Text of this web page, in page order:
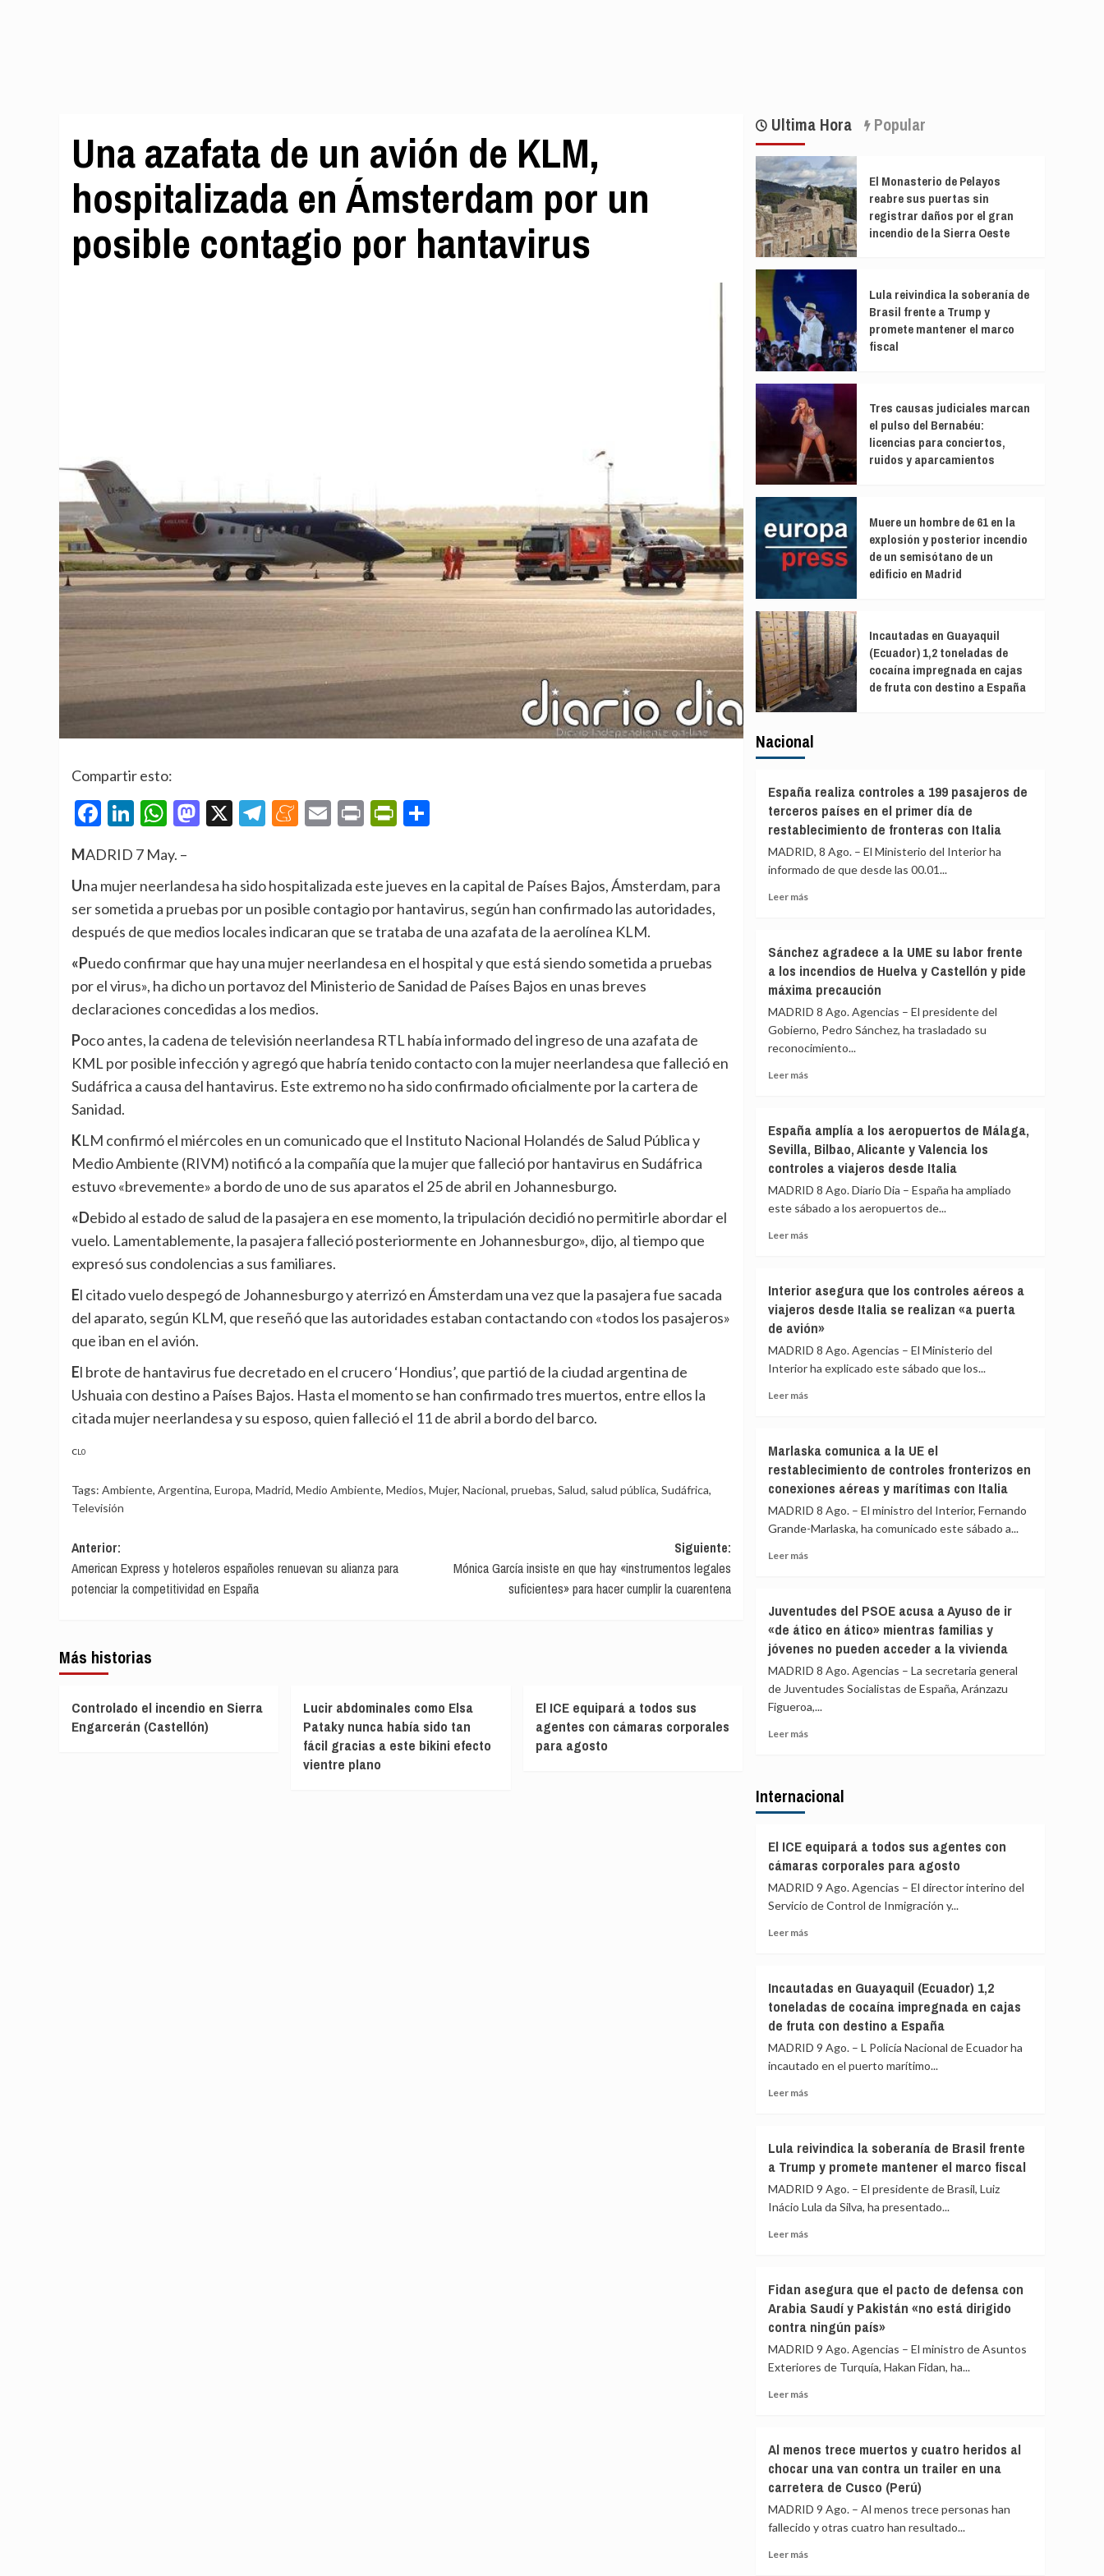
Una azafata de un avión de KLM,
hospitalizada en Ámsterdam por un
posible contagio por hantavirus
Compartir esto:
Facebook
LinkedIn
WhatsApp
Mastodon
X Telegram
Meneame
EmailPrintPrintFriendly
MADRID 7 May. –
Una mujer neerlandesa ha sido hospitalizada este jueves en la capital de Países Bajos, Ámsterdam, para
ser sometida a pruebas por un posible contagio por hantavirus, según han confirmado las autoridades,
después de que medios locales indicaran que se trataba de una azafata de la aerolínea KLM.
«Puedo confirmar que hay una mujer neerlandesa en el hospital y que está siendo sometida a pruebas
por el virus», ha dicho un portavoz del Ministerio de Sanidad de Países Bajos en unas breves
declaraciones concedidas a los medios.
Poco antes, la cadena de televisión neerlandesa RTL había informado del ingreso de una azafata de
KML por posible infección y agregó que habría tenido contacto con la mujer neerlandesa que falleció en
Sudáfrica a causa del hantavirus. Este extremo no ha sido confirmado oficialmente por la cartera de
Sanidad.
KLM confirmó el miércoles en un comunicado que el Instituto Nacional Holandés de Salud Pública y
Medio Ambiente (RIVM) notificó a la compañía que la mujer que falleció por hantavirus en Sudáfrica
estuvo «brevemente» a bordo de uno de sus aparatos el 25 de abril en Johannesburgo.
«Debido al estado de salud de la pasajera en ese momento, la tripulación decidió no permitirle abordar el
vuelo. Lamentablemente, la pasajera falleció posteriormente en Johannesburgo», dijo, al tiempo que
expresó sus condolencias a sus familiares.
El citado vuelo despegó de Johannesburgo y aterrizó en Ámsterdam una vez que la pasajera fue sacada
del aparato, según KLM, que reseñó que las autoridades estaban contactando con «todos los pasajeros»
que iban en el avión.
El brote de hantavirus fue decretado en el crucero ‘Hondius’, que partió de la ciudad argentina de
Ushuaia con destino a Países Bajos. Hasta el momento se han confirmado tres muertos, entre ellos la
citada mujer neerlandesa y su esposo, quien falleció el 11 de abril a bordo del barco.
CL0
Tags: Ambiente, Argentina, Europa, Madrid, Medio Ambiente, Medios, Mujer, Nacional, pruebas, Salud, salud pública, Sudáfrica,
Televisión
Navegación
de
entradas
Anterior:
American Express y hoteleros españoles renuevan su alianza para
potenciar la competitividad en España
Siguiente:
Mónica García insiste en que hay «instrumentos legales
suficientes» para hacer cumplir la cuarentena
Más historias
Controlado el incendio en Sierra
Engarcerán (Castellón)
Lucir abdominales como Elsa
Pataky nunca había sido tan
fácil gracias a este bikini efecto
vientre plano
El ICE equipará a todos sus
agentes con cámaras corporales
para agosto
Ultima Hora Popular
El Monasterio de Pelayos
reabre sus puertas sin
registrar daños por el gran
incendio de la Sierra Oeste
Lula reivindica la soberanía de
Brasil frente a Trump y
promete mantener el marco
fiscal
Tres causas judiciales marcan
el pulso del Bernabéu:
licencias para conciertos,
ruidos y aparcamientos
Muere un hombre de 61 en la
explosión y posterior incendio
de un semisótano de un
edificio en Madrid
Incautadas en Guayaquil
(Ecuador) 1,2 toneladas de
cocaína impregnada en cajas
de fruta con destino a España
Nacional
España realiza controles a 199 pasajeros de
terceros países en el primer día de
restablecimiento de fronteras con Italia
MADRID, 8 Ago. – El Ministerio del Interior ha
informado de que desde las 00.01...
Leer másLeer
realiza
controles
a
pasajeros
de
terceros
en
día
de
restablecimiento
de
fronteras
con
Sánchez agradece a la UME su labor frente
a los incendios de Huelva y Castellón y pide
máxima precaución
MADRID 8 Ago. Agencias – El presidente del
Gobierno, Pedro Sánchez, ha trasladado su
reconocimiento...
Leer másLeer
agradece
a
la
su
labor
de
Huelva
y
y
pide
precaución
España amplía a los aeropuertos de Málaga,
Sevilla, Bilbao, Alicante y Valencia los
controles a viajeros desde Italia
MADRID 8 Ago. Diario Dia – España ha ampliado
este sábado a los aeropuertos de...
Leer másLeer
amplía
a
los
de
Málaga,
Valencia
los
controles
viajeros
desde
Interior asegura que los controles aéreos a
viajeros desde Italia se realizan «a puerta
de avión»
MADRID 8 Ago. Agencias – El Ministerio del
Interior ha explicado este sábado que los...
Leer másLeer
asegura
que
los
aéreos
a
realizan
«a
avión»
Marlaska comunica a la UE el
restablecimiento de controles fronterizos en
conexiones aéreas y marítimas con Italia
MADRID 8 Ago. – El ministro del Interior, Fernando
Grande-Marlaska, ha comunicado este sábado a...
Leer másLeer
comunica
a
la
el
restablecimiento
de
fronterizos
y
Italia
Juventudes del PSOE acusa a Ayuso de ir
«de ático en ático» mientras familias y
jóvenes no pueden acceder a la vivienda
MADRID 8 Ago. Agencias – La secretaria general
de Juventudes Socialistas de España, Aránzazu
Figueroa,...
Leer másLeer
del
Ayuso
de
ir
«de
en
familias
y
jóvenes
no
pueden
la
Internacional
El ICE equipará a todos sus agentes con
cámaras corporales para agosto
MADRID 9 Ago. Agencias – El director interino del
Servicio de Control de Inmigración y...
Leer másLeer
ICE
equipará
a
sus
agentes
agosto
Incautadas en Guayaquil (Ecuador) 1,2
toneladas de cocaína impregnada en cajas
de fruta con destino a España
MADRID 9 Ago. – L Policía Nacional de Ecuador ha
incautado en el puerto marítimo...
Leer másLeer
en
Guayaquil
(Ecuador)
toneladas
de
cajas
de
fruta
destino
a
Lula reivindica la soberanía de Brasil frente
a Trump y promete mantener el marco fiscal
MADRID 9 Ago. – El presidente de Brasil, Luiz
Inácio Lula da Silva, ha presentado...
Leer másLeer
reivindica
la
soberanía
Brasil
frente
mantener
el
marco
Fidan asegura que el pacto de defensa con
Arabia Saudí y Pakistán «no está dirigido
contra ningún país»
MADRID 9 Ago. Agencias – El ministro de Asuntos
Exteriores de Turquía, Hakan Fidan, ha...
Leer másLeer
asegura
que
el
de
defensa
Al menos trece muertos y cuatro heridos al
chocar una van contra un trailer en una
carretera de Cusco (Perú)
MADRID 9 Ago. – Al menos trece personas han
fallecido y otras cuatro han resultado...
Leer másLeer